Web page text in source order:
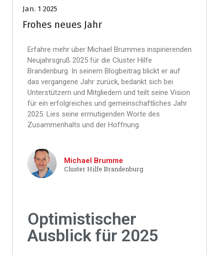
Jan. 1 2025
Frohes neues Jahr
Erfahre mehr über Michael Brummes inspirierenden
Neujahrsgruß 2025 für die Cluster Hilfe
Brandenburg. In seinem Blogbeitrag blickt er auf
das vergangene Jahr zurück, bedankt sich bei
Unterstützern und Mitgliedern und teilt seine Vision
für ein erfolgreiches und gemeinschaftliches Jahr
2025. Lies seine ermutigenden Worte des
Zusammenhalts und der Hoffnung.
Michael Brumme
Cluster Hilfe Brandenburg
Optimistischer
Ausblick für 2025